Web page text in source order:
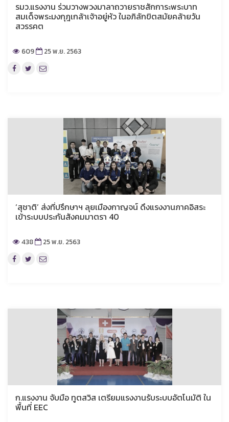
รมว.แรงงาน ร่วมวางพวงมาลาถวายราชสักการะพระบาท
สมเด็จพระมงกุฎเกล้าเจ้าอยู่หัว ในอภิลักขิตสมัยคล้ายวัน
สวรรคต
609 25 พ.ย. 2563
‘สุชาติ’ ส่งที่ปรึกษาฯ ลุยเมืองกาญจน์ ดึงแรงงานภาคอิสระ
เข้าระบบประกันสังคมมาตรา 40
438 25 พ.ย. 2563
ก.แรงงาน จับมือ ทูตสวิส เตรียมแรงงานรับระบบอัตโนมัติ ใน
พื้นที่ EEC